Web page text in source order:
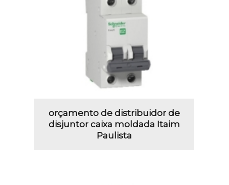
orçamento de distribuidor de
disjuntor caixa moldada Itaim
Paulista